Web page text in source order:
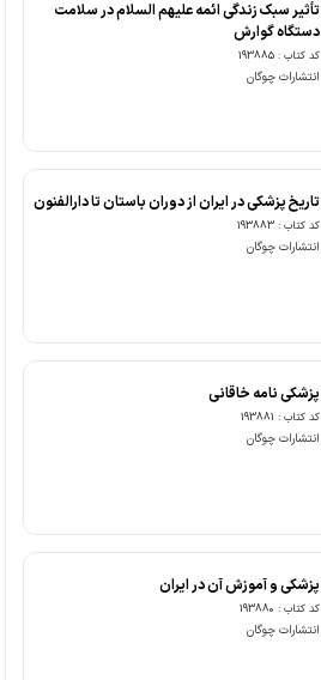
تأثیر سبک زندگی ائمه علیهم السلام در سلامت
دستگاه گوارش
کد کتاب : 193885
انتشارات چوگان
تاریخ پزشکی در ایران از دوران باستان تا دارالفنون
کد کتاب : 193883
انتشارات چوگان
پزشکی نامه خاقانی
کد کتاب : 193881
انتشارات چوگان
پزشکی و آموزش آن در ایران
کد کتاب : 193880
انتشارات چوگان